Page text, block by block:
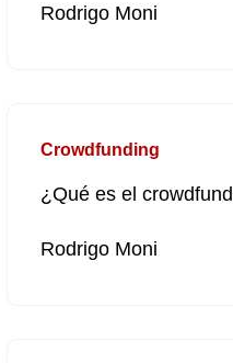
Rodrigo Moni
Crowdfunding
¿Qué es el
Rodrigo Moni